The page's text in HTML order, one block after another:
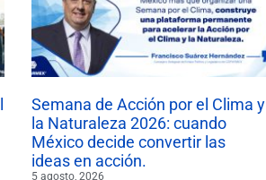
Semana de Acción por el Clima y
la Naturaleza 2026: cuando
México decide convertir las
ideas en acción.
5 agosto, 2026